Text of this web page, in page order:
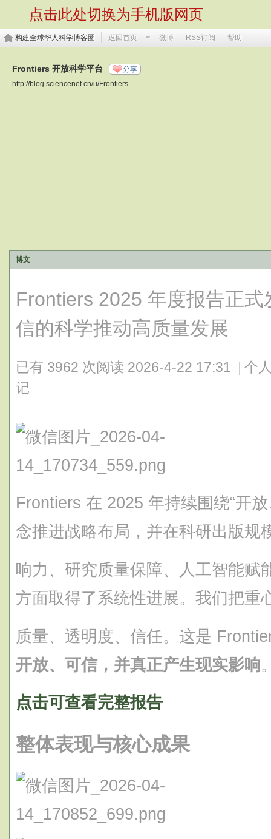
点击此处切换为手机版网页
构建全球华人科学博客圈 返回首页 微博 RSS订阅 帮助
Frontiers 开放科学平台 分享
http://blog.sciencenet.cn/u/Frontiers
博文
Frontiers 2025 年度报告正
信的科学推动高质量发展
已有 3962 次阅读 2026-4-22 17:31
个
记
Frontiers 在 2025 年持续围绕“开
念推进战略布局，并在科研出版规
响力、研究质量保障、人工智能赋
方面取得了系统性进展。我们把重
质量、透明度、信任。这是
开放、可信，并真正产生现实影响
点击可查看完整报告
整体表现与核心成果